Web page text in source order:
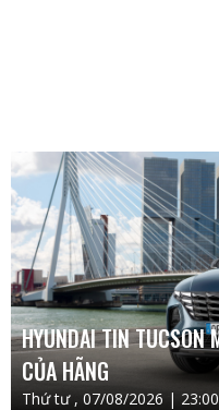
HYUNDAI TIN TUCSON
CỦA HÃNG
Thứ tư , 07/08/2026 | 23:00